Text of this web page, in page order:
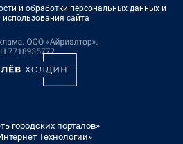
и обработки персональных данных и
использования сайта
городских порталов»
Технологии»